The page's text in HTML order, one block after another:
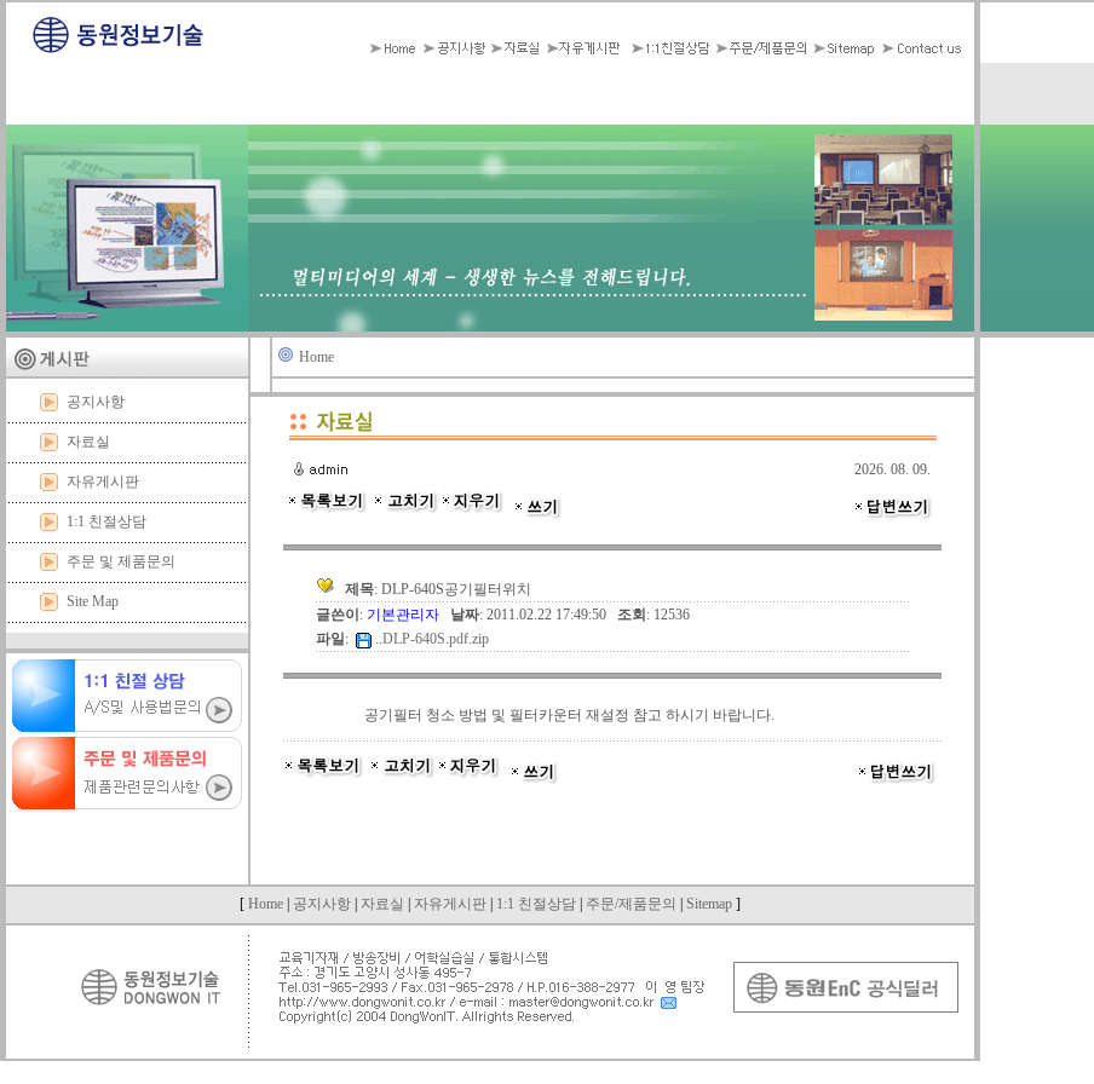
공지사항
자료실
자유게시판
1:1 친절상담
주문 및 제품문의
Site Map
Home
2026. 08. 09.
제목: DLP-640S공기필터위치
글쓴이 : 기본관리자 날짜: 2011.02.22 17:49:50 조회 : 12536
파일: ..DLP-640S.pdf.zip
공기필터 청소 방법 및 필터카운터 재설정 참고 하시기 바랍니다.
[ Home 공지사항 자료실 자유게시판 1:1 친절상담 주문/제품문의 Sitemap ]